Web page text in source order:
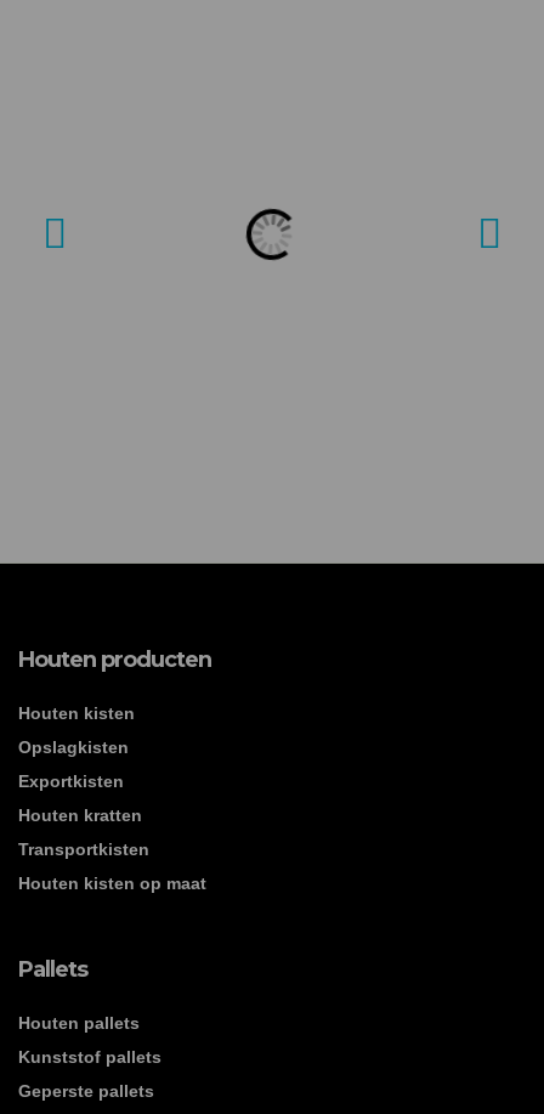
Houten producten
Houten kisten
Opslagkisten
Exportkisten
Houten kratten
Transportkisten
Houten kisten op maat
Pallets
Houten pallets
Kunststof pallets
Geperste pallets